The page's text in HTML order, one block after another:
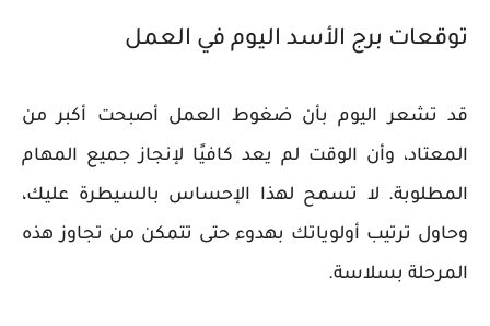
توقعات برج الأسد اليوم في العمل
قد تشعر اليوم بأن ضغوط العمل أصبحت أكبر من
المعتاد، وأن الوقت لم يعد كافيًا لإنجاز جميع المهام
المطلوبة. لا تسمح لهذا الإحساس بالسيطرة عليك،
وحاول ترتيب أولوياتك بهدوء حتى تتمكن من تجاوز هذه
المرحلة بسلاسة.